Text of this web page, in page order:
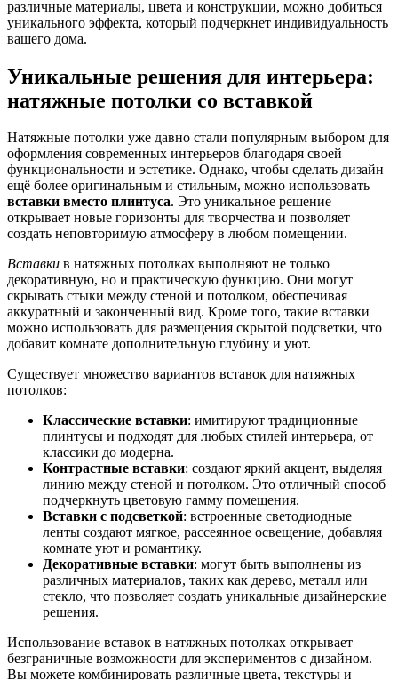
различные материалы, цвета и конструкции, можно добиться
уникального эффекта, который подчеркнет индивидуальность
вашего дома.
Уникальные решения для интерьера:
натяжные потолки со вставкой
Натяжные потолки уже давно стали популярным выбором для
оформления современных интерьеров благодаря своей
функциональности и эстетике. Однако, чтобы сделать дизайн
ещё более оригинальным и стильным, можно использовать
вставки вместо плинтуса. Это уникальное решение
открывает новые горизонты для творчества и позволяет
создать неповторимую атмосферу в любом помещении.
Вставки в натяжных потолках выполняют не только
декоративную, но и практическую функцию. Они могут
скрывать стыки между стеной и потолком, обеспечивая
аккуратный и законченный вид. Кроме того, такие вставки
можно использовать для размещения скрытой подсветки, что
добавит комнате дополнительную глубину и уют.
Существует множество вариантов вставок для натяжных
потолков:
Классические вставки: имитируют традиционные
плинтусы и подходят для любых стилей интерьера, от
классики до модерна.
Контрастные вставки: создают яркий акцент, выделяя
линию между стеной и потолком. Это отличный способ
подчеркнуть цветовую гамму помещения.
Вставки с подсветкой: встроенные светодиодные
ленты создают мягкое, рассеянное освещение, добавляя
комнате уют и романтику.
Декоративные вставки: могут быть выполнены из
различных материалов, таких как дерево, металл или
стекло, что позволяет создать уникальные дизайнерские
решения.
Использование вставок в натяжных потолках открывает
безграничные возможности для экспериментов с дизайном.
Вы можете комбинировать различные цвета, текстуры и